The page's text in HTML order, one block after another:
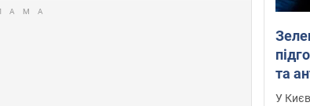
та антибалістичної програми
У